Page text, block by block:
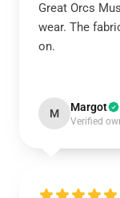
Great Orcs
wear. The
on.
M Margot
Verified